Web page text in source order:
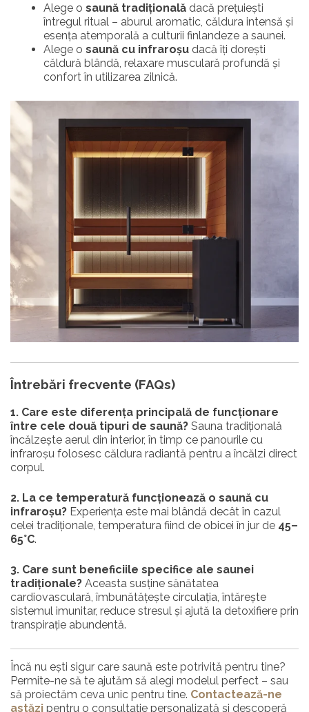
Alege o saună tradițională dacă prețuiești
întregul ritual – aburul aromatic, căldura intensă și
esența atemporală a culturii finlandeze a saunei.
Alege o saună cu infraroșu dacă îți dorești
căldură blândă, relaxare musculară profundă și
confort în utilizarea zilnică.
Întrebări frecvente (FAQs)
1. Care este diferența principală de funcționare
între cele două tipuri de saună? Sauna tradițională
încălzește aerul din interior, în timp ce panourile cu
infraroșu folosesc căldura radiantă pentru a încălzi direct
corpul.
2. La ce temperatură funcționează o saună cu
infraroșu? Experiența este mai blândă decât în cazul
celei tradiționale, temperatura fiind de obicei în jur de 45–
65°C.
3. Care sunt beneficiile specifice ale saunei
tradiționale? Aceasta susține sănătatea
cardiovasculară, îmbunătățește circulația, întărește
sistemul imunitar, reduce stresul și ajută la detoxifiere prin
transpirație abundentă.
Încă nu ești sigur care saună este potrivită pentru tine?
Permite-ne să te ajutăm să alegi modelul perfect – sau
să proiectăm ceva unic pentru tine. Contactează-ne
astăzi pentru o consultație personalizată și descoperă